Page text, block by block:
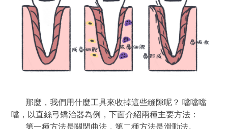
那麼，我們用什麼工具來收掉這些縫隙呢？ 噹噹噹
噹，以直絲弓矯治器為例，下面介紹兩種主要方法：
第一種方法是關閉曲法，第二種方法是滑動法。